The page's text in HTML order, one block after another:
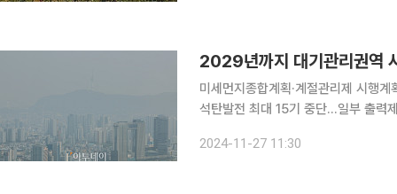
2029년까지 대기관리권역
미세먼지종합계획·계절관리제 시행
석탄발전 최대 15기 중단…일부 출력제
총량을 2029년까지 지난해 대비
2024-11-27 11:30